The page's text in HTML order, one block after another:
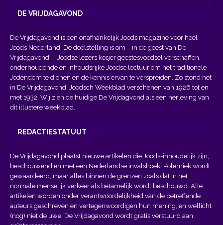
DE VRIJDAGAVOND
De Vrijdagavond is een onafhankelijk Joods magazine voor heel
Joods Nederland. De doelstelling is om – in de geest van De
Vrijdagavond – Joodse lezers kosjer geestesvoedsel verschaffen,
onderhoudende en inhoudsrijke Joodse lectuur om het traditionele
Jodendom te dienen en de kennis ervan te verspreiden. Zo stond het
in De Vrijdagavond, Joodsch Weekblad verschenen van 1926 tot en
met 1932. Wij zien de huidige De Vrijdagvond als een herleving van
dit illustere weekblad.
REDACTIESTATUUT
De Vrijdagavond plaatst nieuwe artikelen die Joods-inhoudelijk zijn,
beschouwend en met een Nederlandse invalshoek. Polemiek wordt
gewaardeerd, maar alles binnen de grenzen zoals dat in het
normale menselijk verkeer als betamelijk wordt beschouwd. Alle
artikelen worden onder verantwoordelijkheid van de betreffende
auteurs geschreven en vertegenwoordigen hun mening, en wellicht
(nog) niet de uwe. De Vrijdagavond wordt gratis verstuurd aan